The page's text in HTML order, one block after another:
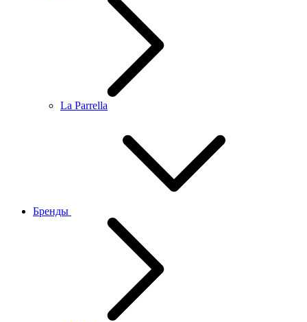
La Parrella
Бренды